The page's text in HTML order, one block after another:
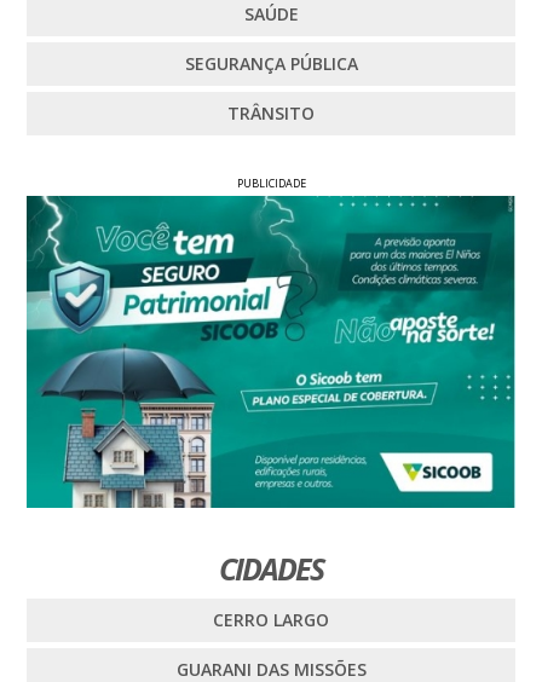
SAÚDE
SEGURANÇA PÚBLICA
TRÂNSITO
PUBLICIDADE
CIDADES
CERRO LARGO
GUARANI DAS MISSÕES